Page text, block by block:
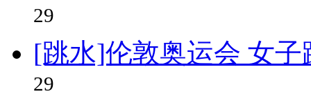
29
[跳水]伦敦奥运会 女
29